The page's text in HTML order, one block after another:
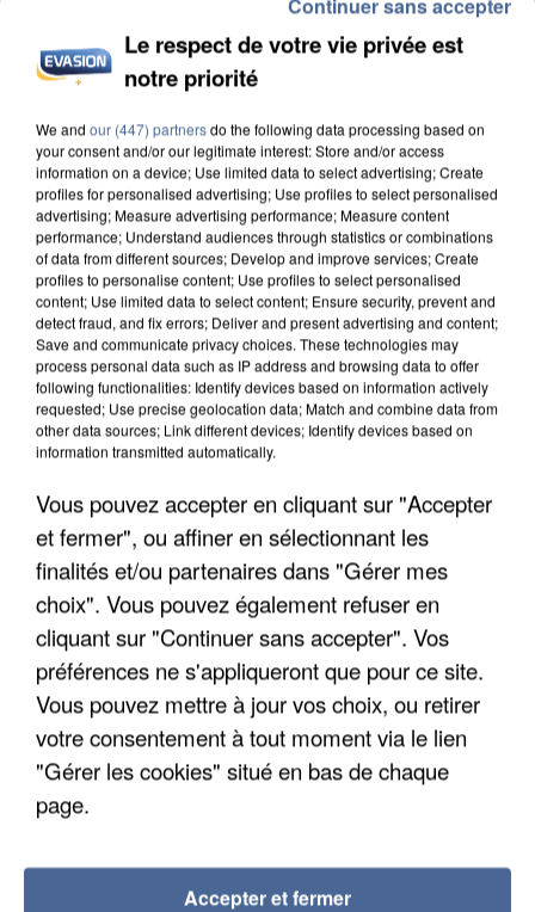
UNE TOURISTE DE L’OISE EMPORTÉE PAR UNE
COULÉE DE BOUE EN HAUTE-SAVOIE
LES DONNÉES DE 300 000 CLIENTS DÉROBÉES À
INTERMARCHÉ APRÈS UNE...
Le respect de votre vie privée est
notre priorité
We and our (447) partnersdo the following data processing based on
your consent and/or our legitimate interest: Store and/or access
information on a device; Use limited data to select advertising; Create
profiles for personalised advertising; Use profiles to select personalised
advertising; Measure advertising performance; Measure content
performance; Understand audiences through statistics or combinations
of data from different sources; Develop and improve services; Create
profiles to personalise content; Use profiles to select personalised
content; Use limited data to select content; Ensure security, prevent and
detect fraud, and fix errors; Deliver and present advertising and content;
Save and communicate privacy choices. These technologies may
process personal data such as IP address and browsing data to offer
following functionalities: Identify devices based on information actively
requested; Use precise geolocation data; Match and combine data from
other data sources; Link different devices; Identify devices based on
information transmitted automatically.
Vous pouvez accepter en cliquant sur "Accepter
et fermer", ou affiner en sélectionnant les
finalités et/ou partenaires dans "Gérer mes
choix". Vous pouvez également refuser en
cliquant sur "Continuer sans accepter". Vos
préférences ne s'appliqueront que pour ce site.
Vous pouvez mettre à jour vos choix, ou retirer
votre consentement à tout moment via le lien
"Gérer les cookies" situé en bas de chaque
page.
Accepter et fermer